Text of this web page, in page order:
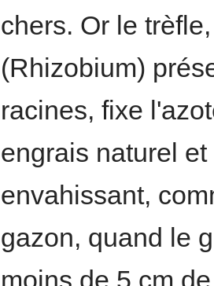
chers. Or le
(Rhizobium)
racines, fixe
engrais naturel
envahissant,
gazon, quand le
moins de 5 cm